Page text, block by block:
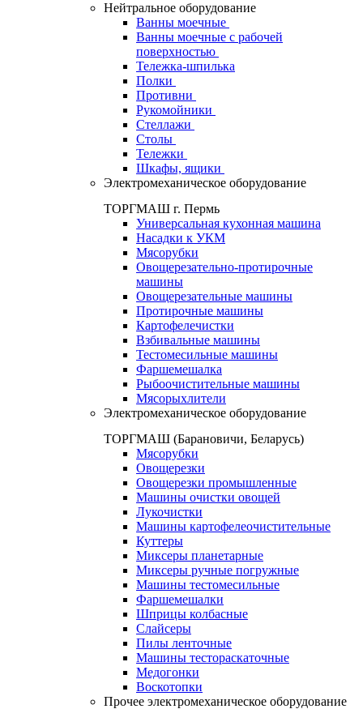
Нейтральное оборудование
Ванны моечные
Ванны моечные с рабочей
поверхностью
Тележка-шпилька
Полки
Противни
Рукомойники
Стеллажи
Столы
Тележки
Шкафы, ящики
Электромеханическое оборудование
ТОРГМАШ г. Пермь
Универсальная кухонная машина
Насадки к УКМ
Мясорубки
Овощерезательно-протирочные
машины
Овощерезательные машины
Протирочные машины
Картофелечистки
Взбивальные машины
Тестомесильные машины
Фаршемешалка
Рыбоочистительные машины
Мясорыхлители
Электромеханическое оборудование
ТОРГМАШ (Барановичи, Беларусь)
Мясорубки
Овощерезки
Овощерезки промышленные
Машины очистки овощей
Лукочистки
Машины картофелеочистительные
Куттеры
Миксеры планетарные
Миксеры ручные погружные
Машины тестомесильные
Фаршемешалки
Шприцы колбасные
Слайсеры
Пилы ленточные
Машины тестораскаточные
Медогонки
Воскотопки
Прочее электромеханическое оборудование